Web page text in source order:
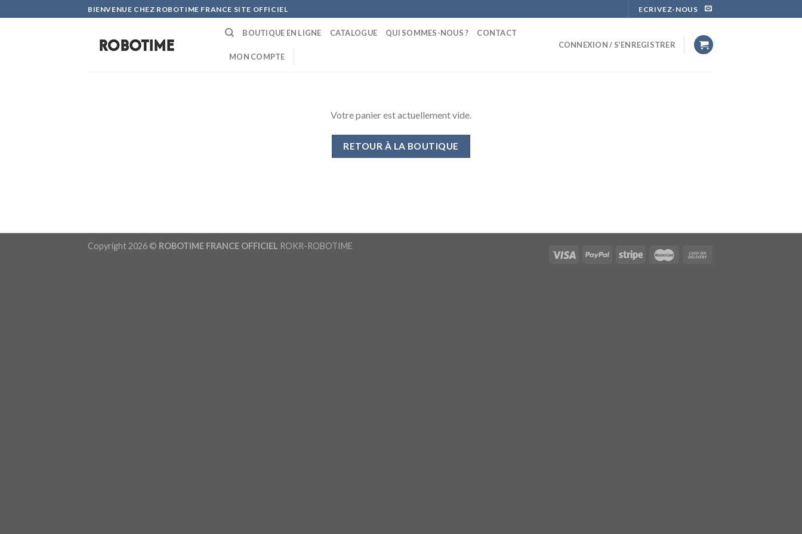
to
BIENVENUE CHEZ ROBOTIME FRANCE SITE OFFICIEL ECRIVEZ-NOUS
BOUTIQUE EN LIGNE CATALOGUE QUI SOMMES-NOUS ? CONTACT
MON COMPTE
CONNEXION / S’ENREGISTRER
Votre panier est actuellement vide.
RETOUR À LA BOUTIQUE
Copyright 2026 © ROBOTIME FRANCE OFFICIEL ROKR-ROBOTIME